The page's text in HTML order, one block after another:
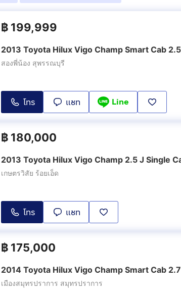
Double Cab 3.0 G Prerunner
5
Double Cab 3.0 G
Smart Cab 2.5 E VNT
Prerunner
Smart Cab 2.5 E
Smart Cab 2.5 J Smart Cab 2.7 J
฿ 199,999
2013 Toyota Hilux Vigo Champ Smart Cab
สองพี่น้อง สุพรรณบุรี
โทร แชท Line
฿ 180,000
2013 Toyota Hilux Vigo Champ 2.5 J Single
เกษตรวิสัย ร้อยเอ็ด
โทร แชท
฿ 175,000
2014 Toyota Hilux Vigo Champ Smart Cab
เมืองสมุทรปราการ สมุทรปราการ